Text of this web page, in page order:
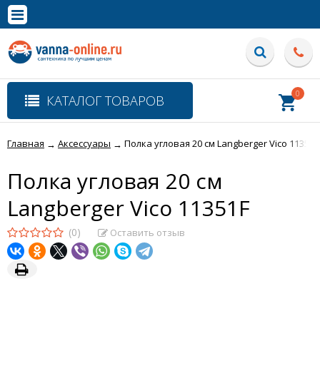
Полная версия сайта
КАТАЛОГ ТОВАРОВ 0
Главная → Аксессуары → Полка угловая 20 см Langberger Vico 11351F
Полка угловая 20 см
Langberger Vico 11351F
(0) Оставить отзыв